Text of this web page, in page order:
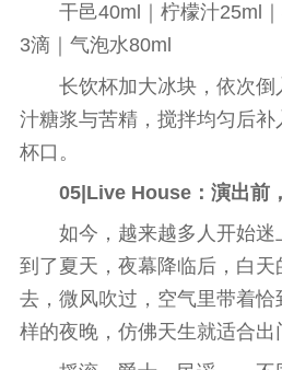
干邑40ml｜柠檬汁25ml
3滴｜气泡水80ml
长饮杯加大冰块，依次
汁糖浆与苦精，搅拌均匀后
杯口。
05|Live House： 演出前
如今，越来越多人开始
到了夏天，夜幕降临后，白天
去， 微风吹过，空气里带着
样的夜晚，仿佛天生就适合出